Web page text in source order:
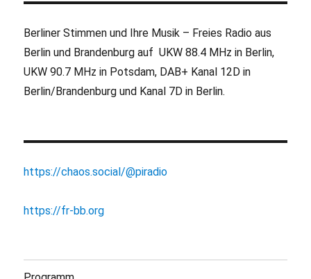
Berliner Stimmen und Ihre Musik – Freies Radio aus
Berlin und Brandenburg auf UKW 88.4 MHz in Berlin,
UKW 90.7 MHz in Potsdam, DAB+ Kanal 12D in
Berlin/Brandenburg und Kanal 7D in Berlin.
https://chaos.social/@piradio
https://fr-bb.org